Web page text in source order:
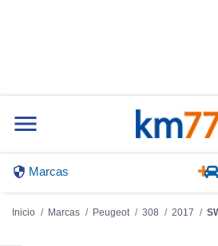
Marcas
Inicio Marcas Peugeot 308 2017